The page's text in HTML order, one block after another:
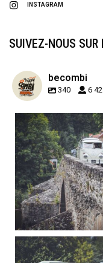
INSTAGRAM
SUIVEZ-NOUS
becombi
340 6
becombi
Sep 15
219
3
becombi